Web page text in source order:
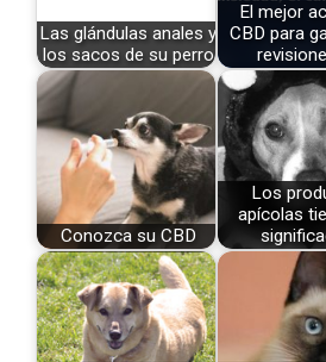
Las glándulas anales y
los sacos de su perro
El mejor
CBD para
Conozca su CBD
Los
apícolas